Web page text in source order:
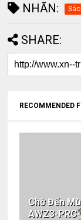
NHÃN:
SHARE:
RECOMMENDED
Chờ Đến
AWZ3-